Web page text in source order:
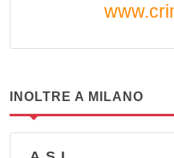
INOLTRE A MILANO